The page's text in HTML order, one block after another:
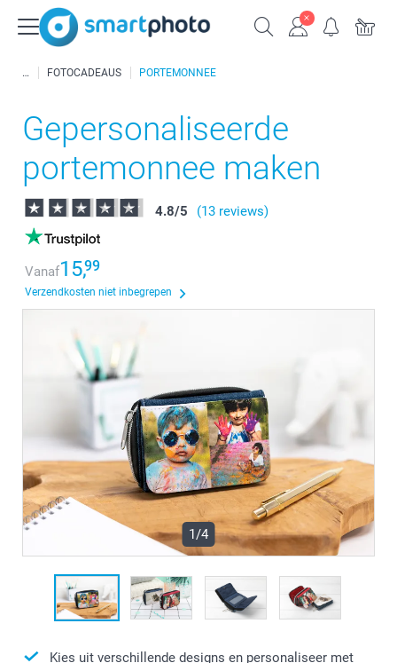
FOTOCADEAUS PORTEMONNEE
Gepersonaliseerde
portemonnee maken
4.8/5 (13 reviews)
Vanaf15,99
Verzendkosten niet inbegrepen
1/4
Kies uit verschillende designs en personaliseer met